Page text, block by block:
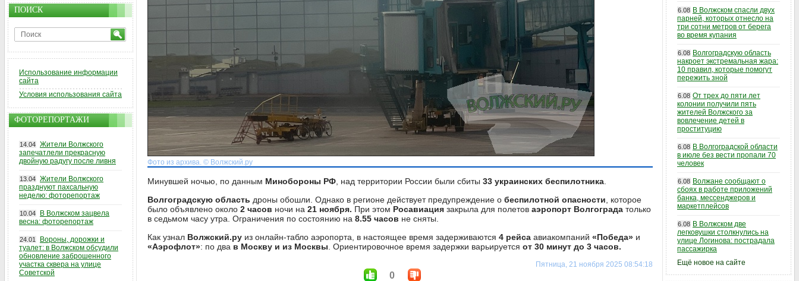
Фото из архива. © Волжский.ру
Минувшей ночью, по данным Минобороны РФ , над территории России были сбиты 33 украинских беспилотника
Волгоградскую область дроны обошли. Однако в регионе действует предупреждение о беспилотной опасности , которое
было объявлено около 2 часов ночи на 21 ноября. При этом Росавиация закрыла для полетов аэропорт Волгограда только
в седьмом часу утра. Ограничения по состоянию на 8.55 часов не сняты.
Как узнал Волжский.ру из онлайн-табло аэропорта, в настоящее время задерживаются 4 рейса авиакомпаний «Победа» и
«Аэрофлот»: по два в Москву и из Москвы . Ориентировочное время задержки варьируется от 30 минут до 3 часов.
Пятница, 21 ноября 2025 08:54:18
0
ПОИСК
Использование информации
сайта
Условия использования сайта
ФОТОРЕПОРТАЖИ
14.04 Жители Волжского
запечатлели прекрасную
двойную радугу после ливня
13.04 Жители Волжского
празднуют пахсальную
неделю: фоторепортаж
10.04
В Волжском зацвела
весна: фоторепортаж
24.01
Вороны, дорожки и
туалет: в Волжском обсудили
обновление заброшенного
участка сквера на улице
Советской
6.08 В Волжском спасли двух
парней, которых отнесло на
три сотни метров от берега
во время купания
6.08 Волгоградскую область
накроет экстремальная жара:
10 правил, которые помогут
пережить зной
6.08 От трех до пяти лет
колонии получили пять
жителей Волжского за
вовлечение детей в
проституцию
6.08 В Волгоградской области
в июле без вести пропали 70
человек
6.08 Волжане сообщают о
сбоях в работе приложений
банка, мессенджеров и
маркетплейсов
6.08 В Волжском две
легковушки столкнулись на
улице Логинова: пострадала
пассажирка
Ещё новое на сайте